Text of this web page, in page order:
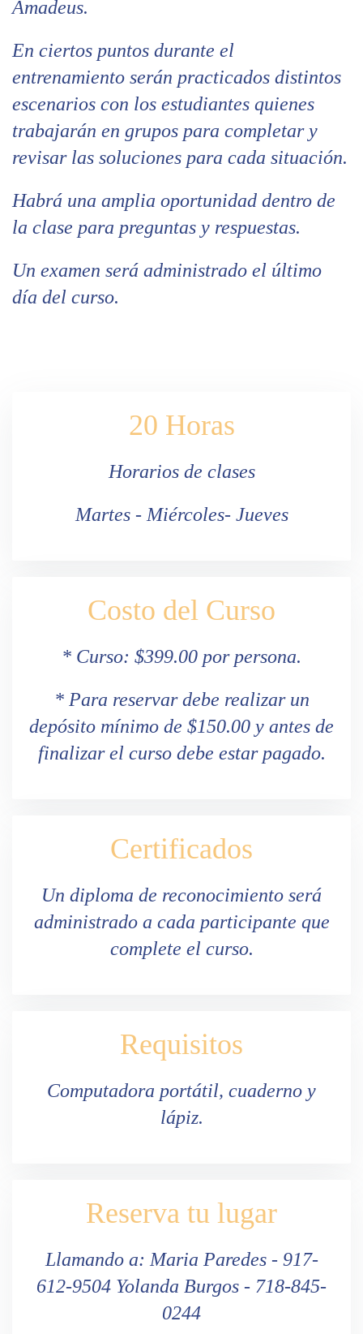
Amadeus.
En ciertos puntos durante el
entrenamiento serán practicados distintos
escenarios con los estudiantes quienes
trabajarán en grupos para completar y
revisar las soluciones para cada situación.
Habrá una amplia oportunidad dentro de
la clase para preguntas y respuestas.
Un examen será administrado el último
día del curso.
20 Horas
Horarios de clases
Martes - Miércoles- Jueves
Costo del Curso
* Curso: $399.00 por persona.
* Para reservar debe realizar un
depósito mínimo de $150.00 y antes de
finalizar el curso debe estar pagado.
Certificados
Un diploma de reconocimiento será
administrado a cada participante que
complete el curso.
Requisitos
Computadora portátil, cuaderno y
lápiz.
Reserva tu lugar
Llamando a: Maria Paredes - 917-
612-9504 Yolanda Burgos - 718-845-
0244